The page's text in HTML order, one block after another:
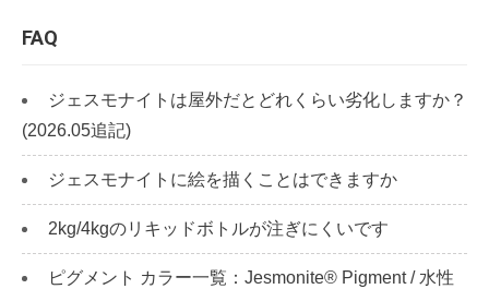
FAQ
ジェスモナイトは屋外だとどれくらい劣化しますか？
(2026.05追記)
ジェスモナイトに絵を描くことはできますか
2kg/4kgのリキッドボトルが注ぎにくいです
ピグメント カラー一覧：Jesmonite® Pigment / 水性